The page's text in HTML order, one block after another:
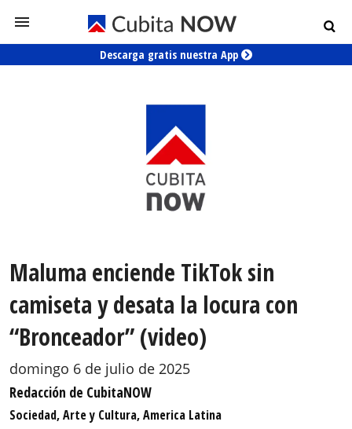
Descarga gratis nuestra App
Maluma enciende TikTok sin
camiseta y desata la locura con
“Bronceador” (video)
domingo 6 de julio de 2025
Redacción de CubitaNOW
Sociedad, Arte y Cultura, America Latina